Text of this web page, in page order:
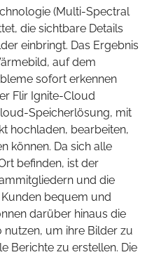
(Multi-Spectral
die sichtbare Details
einbringt. Das Ergebnis
auf dem
sofort erkennen
Flir Ignite-Cloud
Speicherlösung, mit
hochladen, bearbeiten,
können. Da sich alle
befinden, ist der
und die
bequem und
darüber hinaus die
um ihre Bilder zu
Berichte zu erstellen. Die